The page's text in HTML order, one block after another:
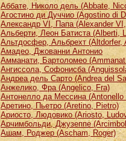
Аббате, Николо дель (Abbate,
Агостино ди Дуччио (Agostino di
Александр VI, Папа (Alexander
Альберти, Леон Батиста (Alberti,
Альтдосфер, Альбрехт (Altdorfer,
Амадео, Джованни Антонио
Амманати, Бартоломео
Ангиссола, Софонисба
Андреа дель Сарто (Andrea del
Анжелико, Фра (Angelico, Fra)
Антонелло да Мессина (Antonello
Аретино, Пьетро (Aretino, Pietro)
Ариосто, Людовико (Ariosto,
Арчимбольди, Джузеппе
Ашам, Роджер (Ascham, Roger)